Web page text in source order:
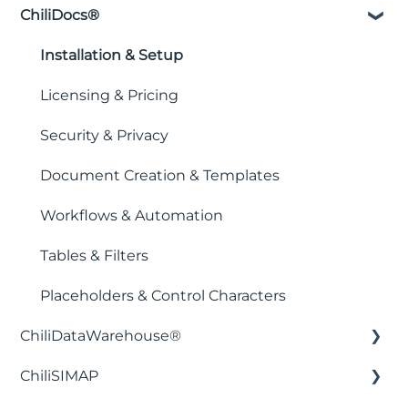
ChiliDocs®
Installation & Setup
Licensing & Pricing
Security & Privacy
Document Creation & Templates
Workflows & Automation
Tables & Filters
Placeholders & Control Characters
ChiliDataWarehouse®
Installation & Setup
ChiliSIMAP